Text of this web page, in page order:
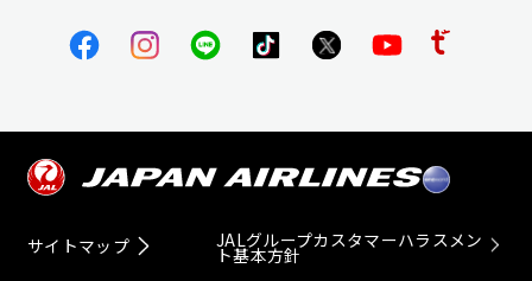
サイトマップ JALグループカスタマーハラスメン
ト基本方針